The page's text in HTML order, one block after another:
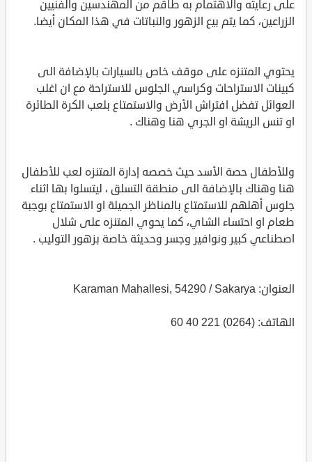
على رعايته والاهتمام به طاقم من المهندسين والفنيين
الزراعين، كما يتم بيع الزهور والنباتات في هذا المكان أيضا.
يحتوي المتنزه على موقف خاص بالسيارات بالإضافة الى
كبينات الاستراحات وكراسي الجلوس للاستراحة مع ان اغلب
العوائل تفضل افتراش الأرض والاستمتاع بلعب الكرة الطائرة
او تنس الريشة او الجري هنا وهناك .
وللأطفال حصة الأسد حيث خصصه إدارة المتنزه لعب للأطفال
هنا وهناك بالإضافة الى منطقة التسلق ، ليتسلوا بها اثناء
جلوس أهلهم للاستمتاع بالمناظر الجميلة او الاستمتاع بوجبة
طعام او احتساء الشاي، كما يحوي المتنزه على شلال
اصطناعي كبير ونوافير وجسر وحديثة خاصة بزهور التوليب .
العنوان: Karaman Mahallesi, 54290 / Sakarya
الهاتف: (0264) 221 40 60